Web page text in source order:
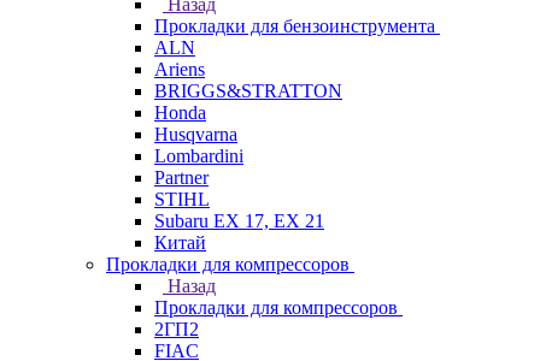
Назад
Прокладки для бензоинструмента
ALN
Ariens
BRIGGS&STRATTON
Honda
Husqvarna
Lombardini
Partner
STIHL
Subaru EX 17, EX 21
Китай
Прокладки для компрессоров
Назад
Прокладки для компрессоров
2ГП2
FIAC